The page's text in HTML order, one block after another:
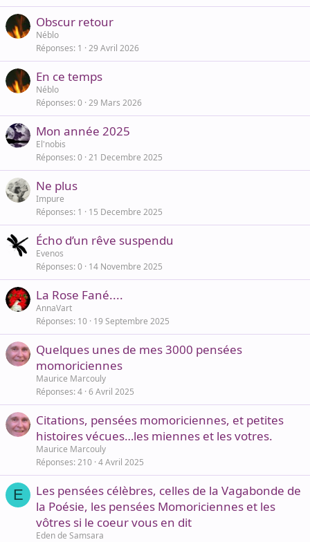
Obscur retour
Néblo
Réponses 1 29 Avril 2026
En ce temps
Néblo
Réponses 0 29 Mars 2026
Mon année 2025
El'nobis
Réponses 0 21 Decembre 2025
Ne plus
Impure
Réponses 1 15 Decembre 2025
Écho d’un rêve suspendu
Evenos
Réponses 0 14 Novembre 2025
La Rose Fané....
AnnaVart
Réponses 10 19 Septembre 2025
Quelques unes de mes 3000 pensées
momoriciennes
Maurice Marcouly
Réponses 4 6 Avril 2025
Citations, pensées momoriciennes, et petites
histoires vécues…les miennes et les votres.
Maurice Marcouly
Réponses 210 4 Avril 2025
E
Les pensées célèbres, celles de la Vagabonde de
la Poésie, les pensées Momoriciennes et les
vôtres si le coeur vous en dit
Eden de Samsara